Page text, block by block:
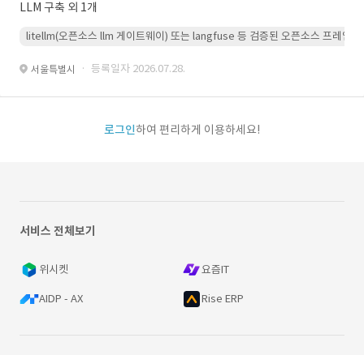
LLM 구축 외 1개
litellm(오픈소스 llm 게이트웨이) 또는 langfuse 등 검증된 오픈소스 프레임워
서울특별시 · 등록일자 2026.07.28.
로그인하여 편리하게 이용하세요!
서비스 전체보기
위시켓 요즘IT
AIDP - AX Rise ERP